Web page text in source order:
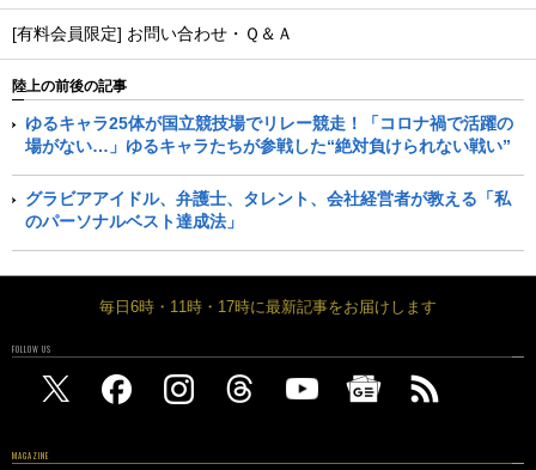
[有料会員限定] お問い合わせ・Ｑ＆Ａ
陸上の前後の記事
ゆるキャラ25体が国立競技場でリレー競走！「コロナ禍で活躍の
場がない…」ゆるキャラたちが参戦した“絶対負けられない戦い”
グラビアアイドル、弁護士、タレント、会社経営者が教える「私
のパーソナルベスト達成法」
毎日6時・11時・17時に最新記事をお届けします
FOLLOW US
MAGAZINE